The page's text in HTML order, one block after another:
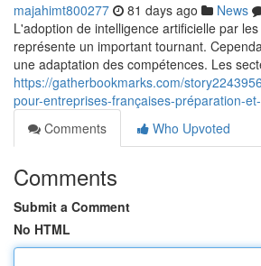
majahimt800277 81 days ago News
L'adoption de intelligence artificielle par
représente un important tournant.
une adaptation des compétences. Les
https://gatherbookmarks.com/
pour-entreprises-françaises-préparation-
Comments
Who Upvoted
Comments
Submit a Comment
No HTML